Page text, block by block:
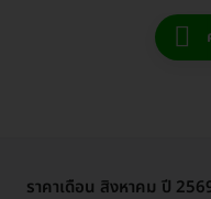
ราคาเดือน สิงหาคม ปี